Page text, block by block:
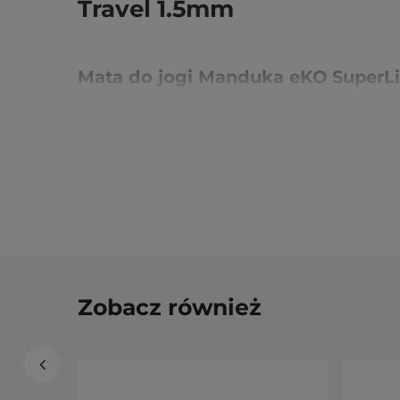
Travel 1.5mm
Mata do jogi Manduka eKO
Stworzona aby z nią podróżować, prosto się
Zobacz również